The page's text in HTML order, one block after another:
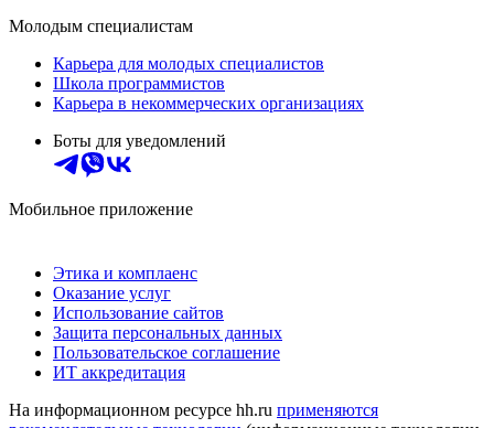
Молодым специалистам
Карьера для молодых специалистов
Школа программистов
Карьера в некоммерческих организациях
Боты для уведомлений
Мобильное приложение
Этика и комплаенс
Оказание услуг
Использование сайтов
Защита персональных данных
Пользовательское соглашение
ИТ аккредитация
На информационном ресурсе hh.ru применяются